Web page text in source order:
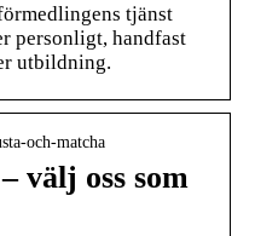
tjänst
personligt, handfast
utbildning.
och-matcha
välj oss som